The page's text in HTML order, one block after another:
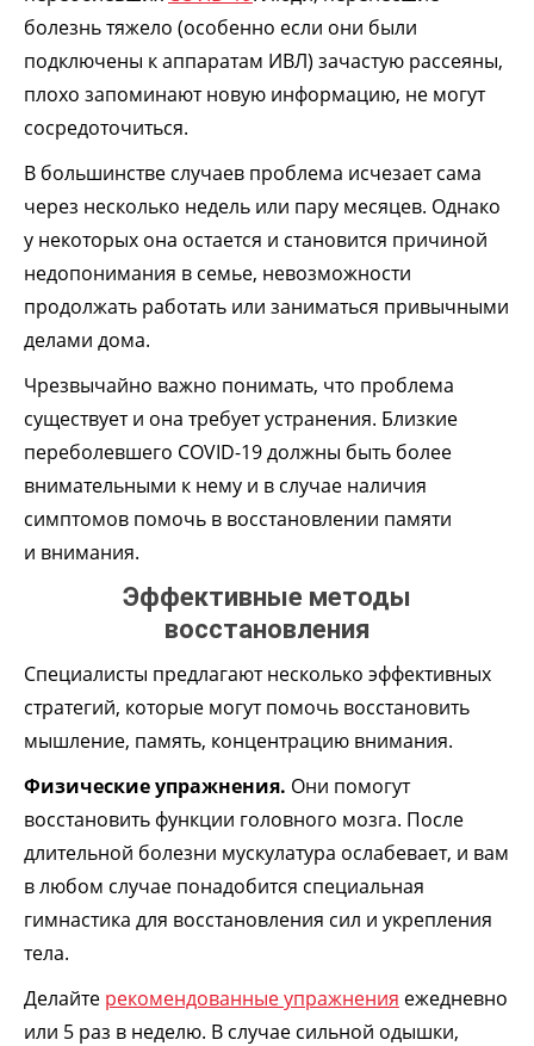
болезнь тяжело (особенно если они были
подключены к аппаратам ИВЛ) зачастую рассеяны,
плохо запоминают новую информацию, не могут
сосредоточиться.
В большинстве случаев проблема исчезает сама
через несколько недель или пару месяцев. Однако
у некоторых она остается и становится причиной
недопонимания в семье, невозможности
продолжать работать или заниматься привычными
делами дома.
Чрезвычайно важно понимать, что проблема
существует и она требует устранения. Близкие
переболевшего COVID-19 должны быть более
внимательными к нему и в случае наличия
симптомов помочь в восстановлении памяти
и внимания.
Эффективные методы
восстановления
Специалисты предлагают несколько эффективных
стратегий, которые могут помочь восстановить
мышление, память, концентрацию внимания.
Физические упражнения. Они помогут
восстановить функции головного мозга. После
длительной болезни мускулатура ослабевает, и вам
в любом случае понадобится специальная
гимнастика для восстановления сил и укрепления
тела.
Делайте рекомендованные упражнения ежедневно
или 5 раз в неделю. В случае сильной одышки,